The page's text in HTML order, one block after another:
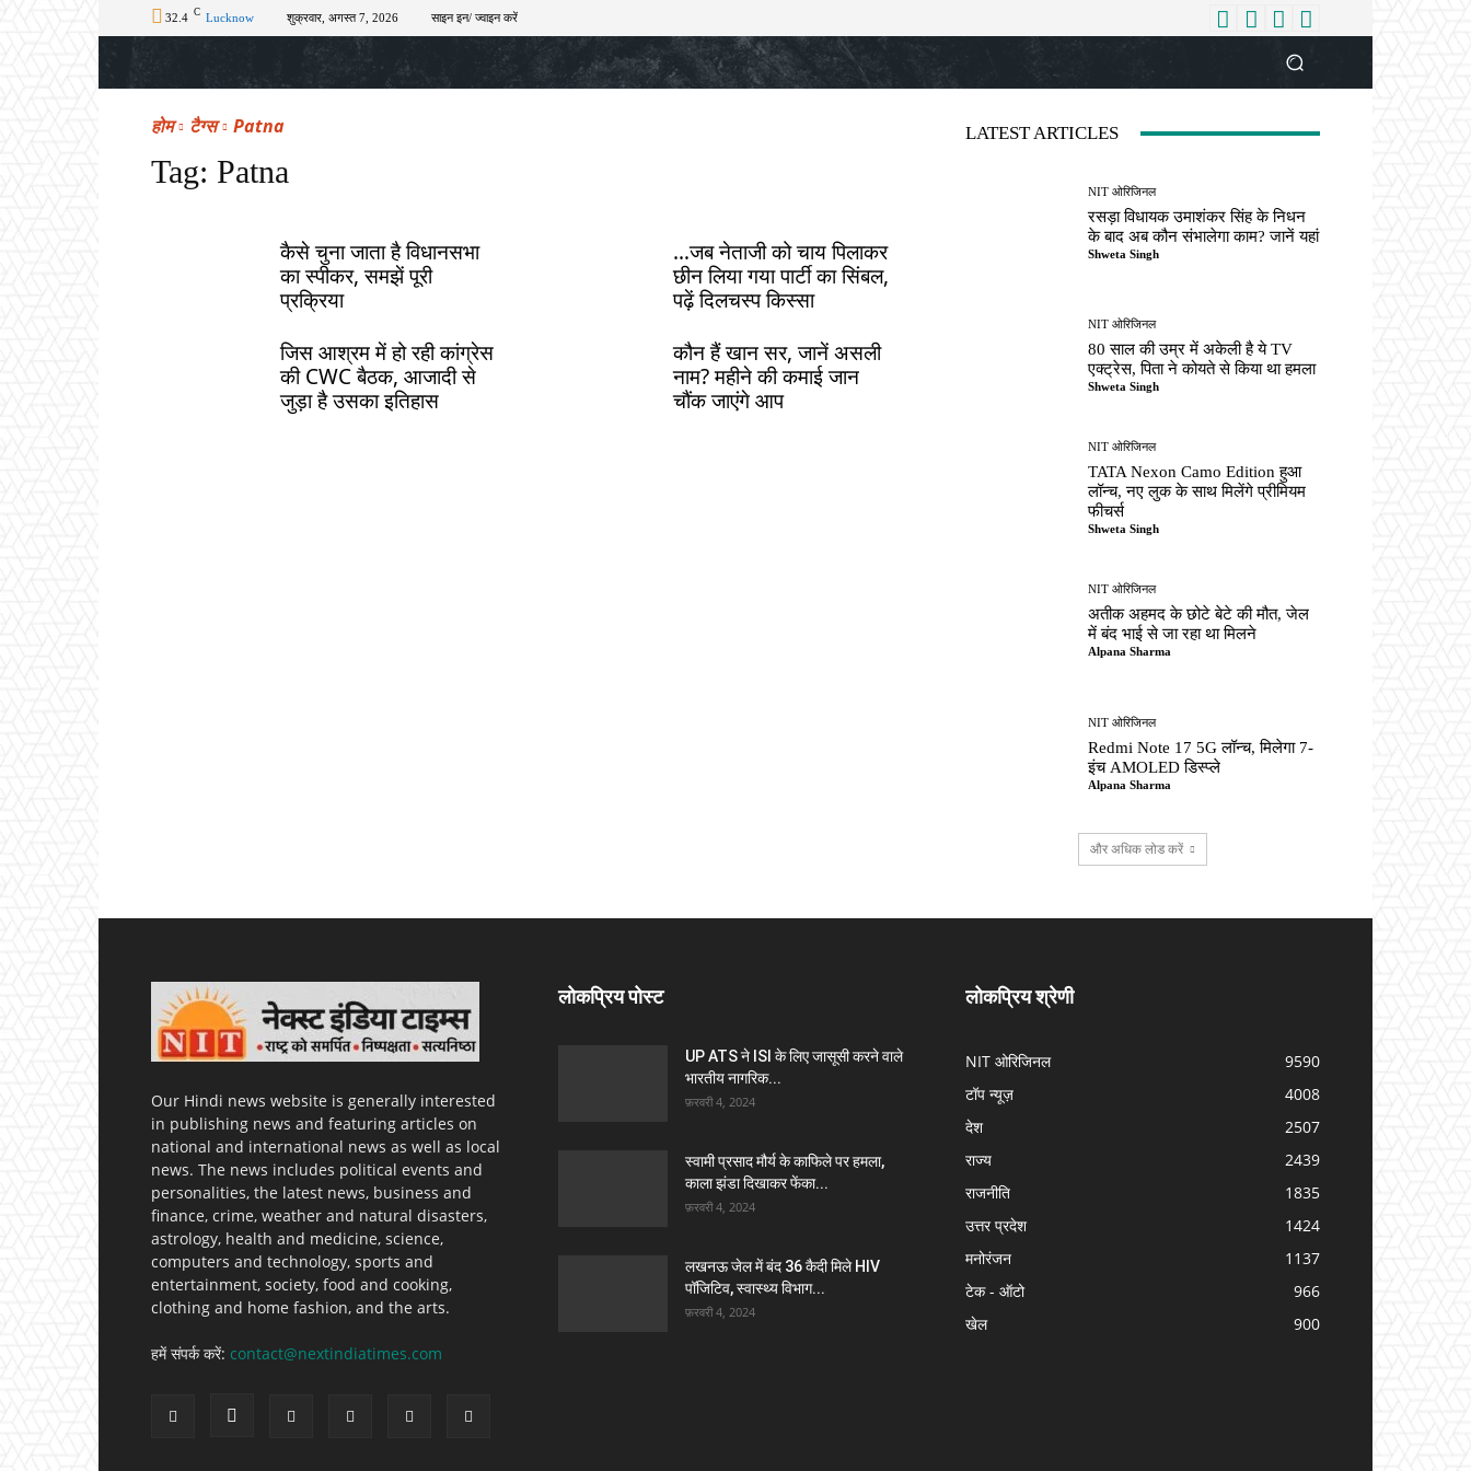
32.4 C Lucknow शुक्रवार, अगस्त 7, 2026 साइन इन/ ज्वाइन करें
अपराध चुनाव खेल टेक – ऑटो राज्य मनोरंजन लाइफस्टाइल बिजनेस आपकी आवाज
होम टैग्स Patna
Tag: Patna
कैसे चुना जाता है विधानसभा
का स्पीकर, समझें पूरी
प्रक्रिया
…जब नेताजी को चाय पिलाकर
छीन लिया गया पार्टी का सिंबल,
पढ़ें दिलचस्प किस्सा
जिस आश्रम में हो रही कांग्रेस
की CWC बैठक, आजादी से
जुड़ा है उसका इतिहास
कौन हैं खान सर, जानें असली
नाम? महीने की कमाई जान
चौंक जाएंगे आप
LATEST ARTICLES
NIT ओरिजिनल
रसड़ा विधायक उमाशंकर सिंह के निधन
के बाद अब कौन संभालेगा काम? जानें यहां
Shweta Singh
NIT ओरिजिनल
80 साल की उम्र में अकेली है ये TV
एक्ट्रेस, पिता ने कोयते से किया था हमला
Shweta Singh
NIT ओरिजिनल
TATA Nexon Camo Edition हुआ
लॉन्च, नए लुक के साथ मिलेंगे प्रीमियम
फीचर्स
Shweta Singh
NIT ओरिजिनल
अतीक अहमद के छोटे बेटे की मौत, जेल
में बंद भाई से जा रहा था मिलने
Alpana Sharma
NIT ओरिजिनल
Redmi Note 17 5G लॉन्च, मिलेगा 7-
इंच AMOLED डिस्प्ले
Alpana Sharma
और अधिक लोड करें
Our Hindi news website is generally interested
in publishing news and featuring articles on
national and international news as well as local
news. The news includes political events and
personalities, the latest news, business and
finance, crime, weather and natural disasters,
astrology, health and medicine, science,
computers and technology, sports and
entertainment, society, food and cooking,
clothing and home fashion, and the arts.
हमें संपर्क करें: contact@nextindiatimes.com
लोकप्रिय पोस्ट
UP ATS ने ISI के लिए जासूसी करने वाले
भारतीय नागरिक...
फ़रवरी 4, 2024
स्वामी प्रसाद मौर्य के काफिले पर हमला,
काला झंडा दिखाकर फेंका...
फ़रवरी 4, 2024
लखनऊ जेल में बंद 36 कैदी मिले HIV
पॉजिटिव, स्वास्थ्य विभाग...
फ़रवरी 4, 2024
लोकप्रिय श्रेणी
NIT ओरिजिनल
9590
टॉप न्यूज़
4008
देश
2507
राज्य
2439
राजनीति
1835
उत्तर प्रदेश
1424
मनोरंजन
1137
टेक - ऑटो
966
खेल
900